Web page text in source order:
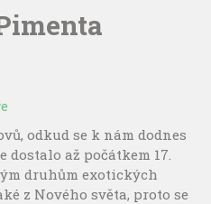
odkud se k nám dodnes
dostalo až počátkem 17.
druhům exotických
z Nového světa, proto se